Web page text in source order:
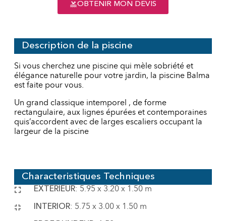
OBTENIR MON DEVIS
Description de la piscine
Si vous cherchez une piscine qui mèle sobriété et
élégance naturelle pour votre jardin, la piscine Balma
est faite pour vous.
Un grand classique intemporel , de forme
rectangulaire, aux lignes épurées et contemporaines
quis’accordent avec de larges escaliers occupant la
largeur de la piscine
Characteristiques Techniques
EXTERIEUR: 5.95 x 3.20 x 1.50m
INTERIOR: 5.75 x 3.00 x 1.50m